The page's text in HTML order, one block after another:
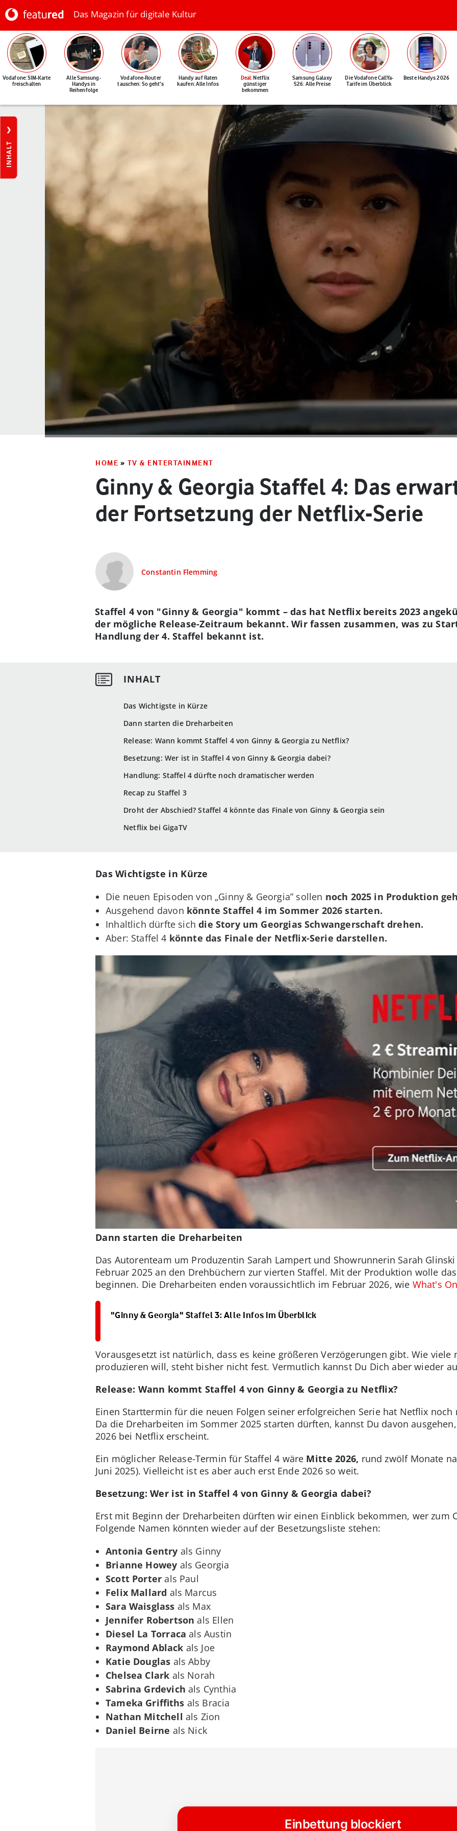
Das Magazin für digitale Kultur
Vodafone: SIM-Karte
freischalten
Alle Samsung-
Handys in
Reihenfolge
Vodafone-Router
tauschen: So geht's
Handy auf Raten
kaufen: Alle Infos
Deal: Netflix
günstiger
bekommen
Samsung Galaxy
S26: Alle Preise
Die Vodafone CallYa-
Tarife im Überblick
Beste Handys 2026
INHALT
HOME » TV & ENTERTAINMENT
Ginny & Georgia Staffel 4: Das
der Fortsetzung der Netflix-Serie
Constantin Flemming
Das Wichtigste in Kürze
Dann starten die Dreharbeiten
Release: Wann kommt Staffel 4 von Ginny & Georgia zu Netflix?
Besetzung: Wer ist in Staffel 4 von Ginny & Georgia dabei?
Handlung: Staffel 4 dürfte noch dramatischer werden
Recap zu Staffel 3
Droht der Abschied? Staffel 4 könnte das Finale von Ginny & Georgia sein
Netflix bei GigaTV
Staffel 4 von "Ginny & Georgia" kommt – das hat Netflix bereits 2023
der mögliche Release-Zeitraum bekannt. Wir fassen zusammen, was zu
Handlung der 4. Staffel bekannt ist.
Das Wichtigste in Kürze
Die neuen Episoden von „Ginny & Georgia” sollen noch 2025 in Produktion
Ausgehend davon könnte Staffel 4 im Sommer 2026 starten.
Inhaltlich dürfte sichdie Story um Georgias Schwangerschaft drehen.
Aber: Staffel 4 könnte das Finale der Netflix-Serie darstellen.
Dann starten die Dreharbeiten
Das Autorenteam um Produzentin Sarah Lampert und Showrunnerin Sarah
Februar 2025 an den Drehbüchern zur vierten Staffel. Mit der Produktion wolle
beginnen. Die Dreharbeiten enden voraussichtlich im Februar 2026, wie What's
"Ginny & Georgia" Staffel 3: Alle Infos im Überblick
Vorausgesetzt ist natürlich, dass es keine größeren Verzögerungen gibt. Wie viele
produzieren will, steht bisher nicht fest. Vermutlich kannst Du Dich aber wieder
Release: Wann kommt Staffel 4 von Ginny & Georgia zu Netflix?
Einen Starttermin für die neuen Folgen seiner erfolgreichen Serie hat Netflix noch
Da die Dreharbeiten im Sommer 2025 starten dürften, kannst Du davon
2026 bei Netflix erscheint.
Ein möglicher Release-Termin für Staffel 4 wäre Mitte 2026, rund zwölf Monate
Juni 2025). Vielleicht ist es aber auch erst Ende 2026 so weit.
Besetzung: Wer ist in Staffel 4 von Ginny & Georgia dabei?
Erst mit Beginn der Dreharbeiten dürften wir einen Einblick bekommen, wer zum
Folgende Namen könnten wieder auf der Besetzungsliste stehen:
Antonia Gentry als Ginny
Brianne Howey als Georgia
Scott Porter als Paul
Felix Mallard als Marcus
Sara Waisglass als Max
Jennifer Robertson als Ellen
Diesel La Torraca als Austin
Raymond Ablack als Joe
Katie Douglas als Abby
Chelsea Clark als Norah
Sabrina Grdevich als Cynthia
Tameka Griffiths als Bracia
Nathan Mitchell als Zion
Daniel Beirne als Nick